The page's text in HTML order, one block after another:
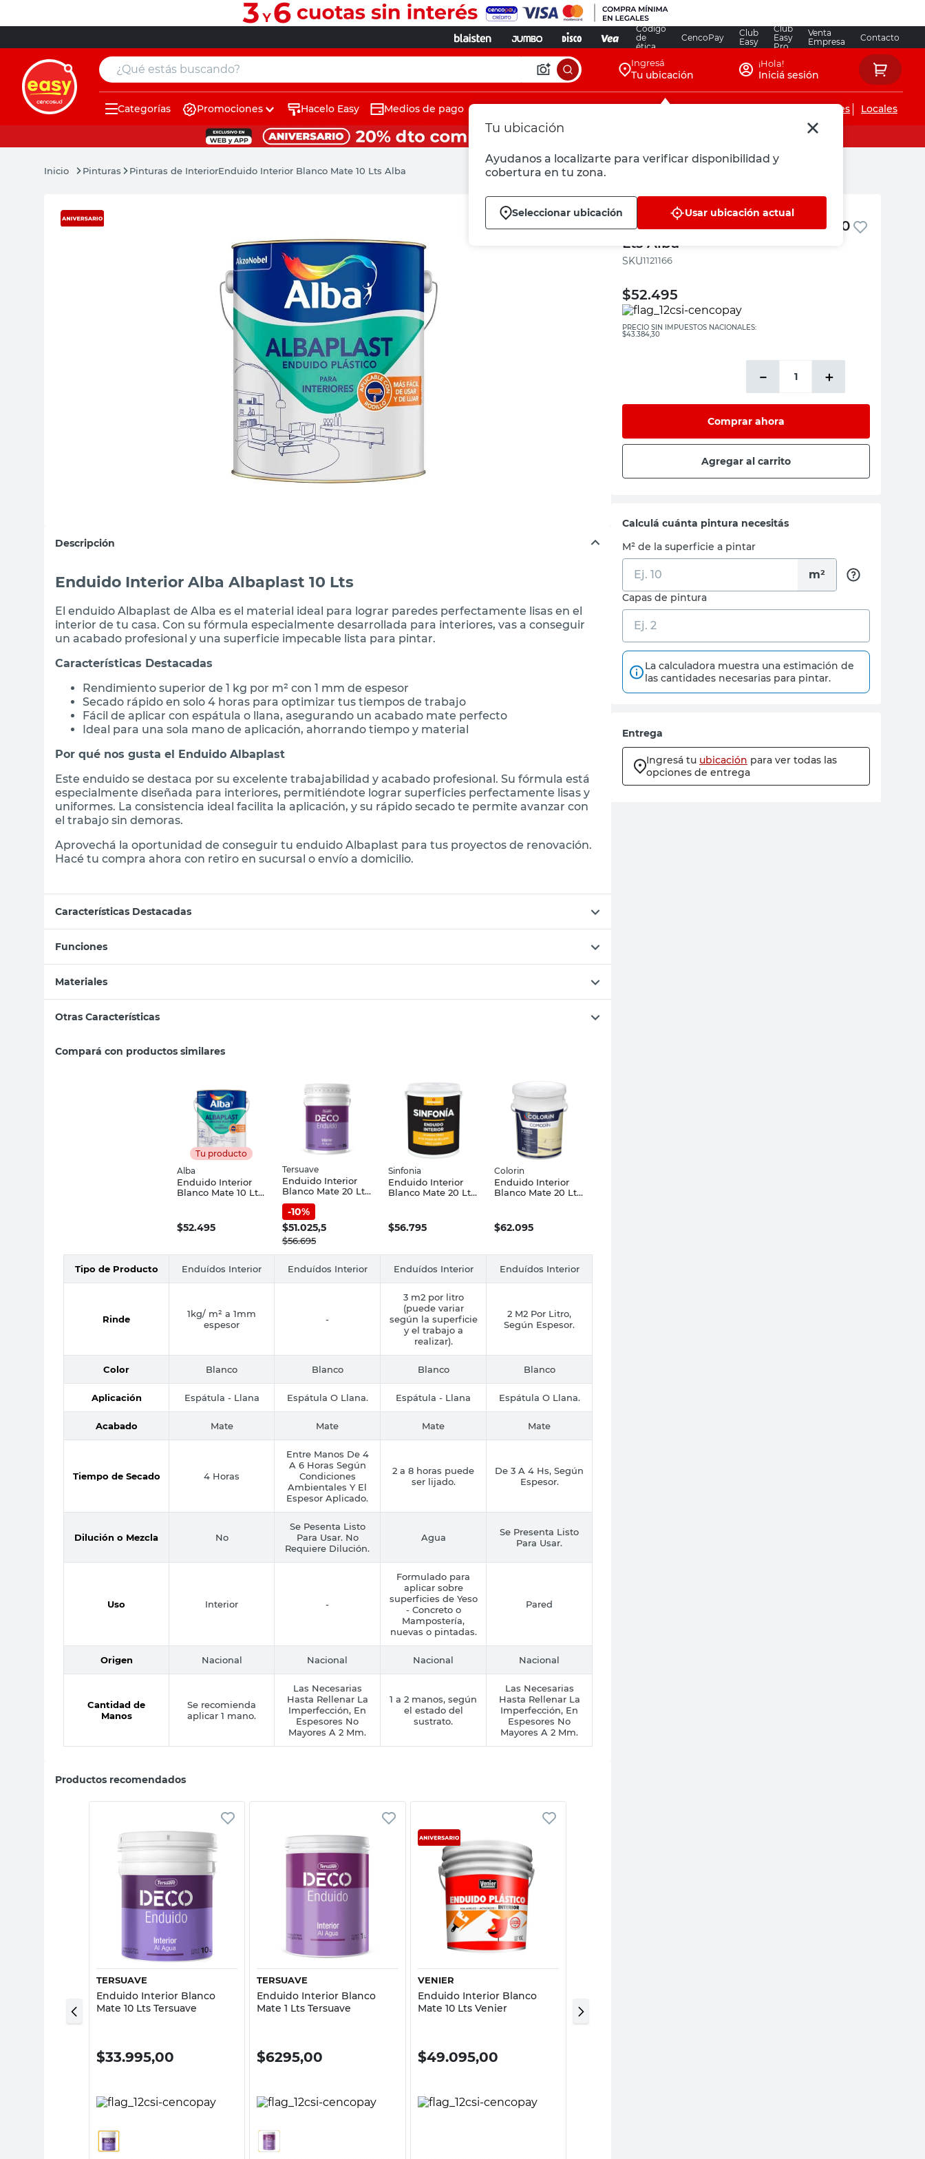
Código
de
ética
CencoPay
Club
Easy
Club
Easy
Pro
Venta
Empresa
Contacto
¿Qué estás buscando? Ingresá
Tu ubicación
Tu ubicación
Ayudanos a localizarte para verificar disponibilidad y
cobertura en tu zona.
Seleccionar ubicación Usar ubicación actual
¡Hola!
Iniciá sesión
Categorías Promociones Hacelo Easy Medios de pago Servicios de instalaciones Locales
Pinturas Pinturas de InteriorEnduido Interior Blanco Mate 10 Lts Alba
Descripción
Enduido Interior Alba Albaplast 10 Lts
El enduido Albaplast de Alba es el material ideal para lograr paredes perfectamente lisas en el
interior de tu casa. Con su fórmula especialmente desarrollada para interiores, vas a conseguir
un acabado profesional y una superficie impecable lista para pintar.
Características Destacadas
Rendimiento superior de 1 kg por m² con 1 mm de espesor
Secado rápido en solo 4 horas para optimizar tus tiempos de trabajo
Fácil de aplicar con espátula o llana, asegurando un acabado mate perfecto
Ideal para una sola mano de aplicación, ahorrando tiempo y material
Por qué nos gusta el Enduido Albaplast
Este enduido se destaca por su excelente trabajabilidad y acabado profesional. Su fórmula está
especialmente diseñada para interiores, permitiéndote lograr superficies perfectamente lisas y
uniformes. La consistencia ideal facilita la aplicación, y su rápido secado te permite avanzar con
el trabajo sin demoras.
Aprovechá la oportunidad de conseguir tu enduido Albaplast para tus proyectos de renovación.
Hacé tu compra ahora con retiro en sucursal o envío a domicilio.
Características Destacadas
Funciones
Materiales
Otras Características
Compará con productos similares
Tu producto
Alba
Enduido Interior
Blanco Mate 10 Lts
$52.495
Tersuave
Enduido Interior
Blanco Mate 20 Lts
Tersuave
-10%
$51.025,5
$56.695
Sinfonia
Enduido Interior
Blanco Mate 20 Lts
$56.795
Colorin
Enduido Interior
Blanco Mate 20 Lts
$62.095
Tipo de Producto Enduídos Interior Enduídos Interior Enduídos Interior Enduídos Interior
Rinde
1kg/ m² a 1mm
espesor
-
3 m2 por litro
(puede variar
según la superficie
y el trabajo a
realizar).
2 M2 Por Litro,
Según Espesor.
Color Blanco Blanco Blanco Blanco
Aplicación Espátula - Llana Espátula O Llana. Espátula - Llana Espátula O Llana.
Acabado Mate Mate Mate Mate
Tiempo de Secado 4 Horas
Entre Manos De 4
A 6 Horas Según
Condiciones
Ambientales Y El
Espesor Aplicado.
2 a 8 horas puede
ser lijado.
De 3 A 4 Hs, Según
Espesor.
Dilución o Mezcla No
Se Pesenta Listo
Para Usar. No
Requiere Dilución.
Agua
Se Presenta Listo
Para Usar.
Uso Interior -
Formulado para
aplicar sobre
superficies de Yeso
- Concreto o
Mampostería,
nuevas o pintadas.
Pared
Origen Nacional Nacional Nacional Nacional
Cantidad de
Manos
Se recomienda
aplicar 1 mano.
Las Necesarias
Hasta Rellenar La
Imperfección, En
Espesores No
Mayores A 2 Mm.
1 a 2 manos, según
el estado del
sustrato.
Las Necesarias
Hasta Rellenar La
Imperfección, En
Espesores No
Mayores A 2 Mm.
Productos recomendados
TERSUAVE
Enduido Interior Blanco
Mate 10 Lts Tersuave
$33.995,00
Vista rápida
TERSUAVE
Enduido Interior Blanco
Mate 1 Lts Tersuave
$6295,00
Vista rápida
VENIER
Enduido Interior Blanco
Mate 10 Lts Venier
$49.095,00
Mate 4 Lts Venier
Enduido Interior Blanco Mate 10
Lts Alba
:1121166
$52.495
PRECIO SIN IMPUESTOS NACIONALES:
$43.384,30
＋
－
Comprar ahora
Agregar al carrito
Calculá cuánta pintura necesitás
M² de la superficie a pintar
m²
Capas de pintura
La calculadora muestra una estimación de
las cantidades necesarias para pintar.
Entrega
Ingresá tu ubicación para ver todas las
opciones de entrega
muebles